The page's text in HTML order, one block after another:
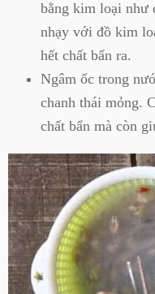
bằng kim loại như
nhạy với đồ kim
hết chất bẩn ra.
Ngâm ốc trong
chanh thái mỏng.
chất bẩn mà còn